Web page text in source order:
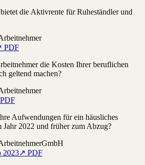
die Aktivrente für Ruheständler und
PDF
die Kosten Ihrer beruflichen
geltend machen?
Aufwendungen für ein häusliches
Jahr 2022 und früher zum Abzug?
GmbH
2023↗ PDF